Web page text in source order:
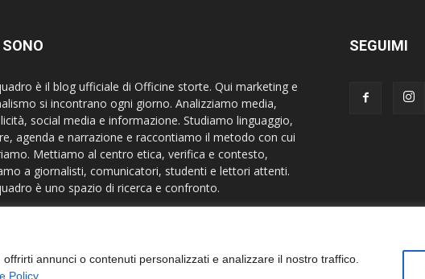
annunci o contenuti personalizzati e analizzare il nostro traffico.
Policy
è il blog ufficiale di Officine storte. Qui marketing e
si incontrano ogni giorno. Analizziamo media,
social media e informazione. Studiamo linguaggio,
agenda e narrazione e raccontiamo il metodo con cui
Mettiamo al centro etica, verifica e contesto,
a giornalisti, comunicatori, studenti e lettori attenti.
è uno spazio di ricerca e confronto.
SEGUIMI